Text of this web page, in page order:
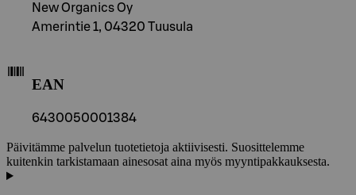
New Organics Oy
Amerintie 1, 04320 Tuusula
EAN
6430050001384
Päivitämme palvelun tuotetietoja aktiivisesti. Suosittelemme
kuitenkin tarkistamaan ainesosat aina myös myyntipakkauksesta.